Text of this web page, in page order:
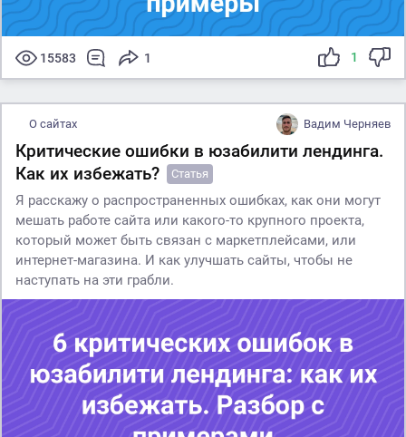
15583 1 1
О сайтах Вадим Черняев
Критические ошибки в юзабилити лендинга.
Как их избежать?
Статья
Я расскажу о распространенных ошибках, как они могут
мешать работе сайта или какого-то крупного проекта,
который может быть связан с маркетплейсами, или
интернет-магазина. И как улучшать сайты, чтобы не
наступать на эти грабли.